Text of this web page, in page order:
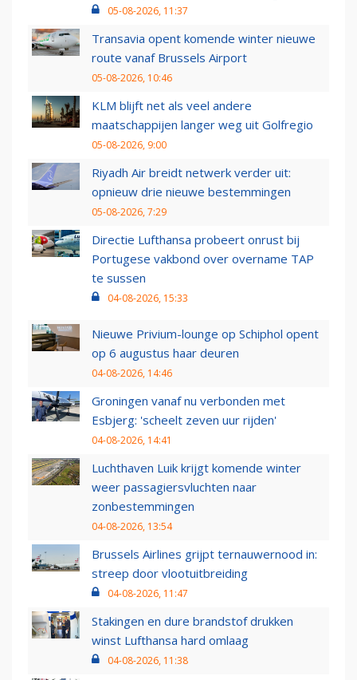
05-08-2026, 11:37
Transavia opent komende winter nieuwe
route vanaf Brussels Airport
05-08-2026, 10:46
KLM blijft net als veel andere
maatschappijen langer weg uit Golfregio
05-08-2026, 9:00
Riyadh Air breidt netwerk verder uit:
opnieuw drie nieuwe bestemmingen
05-08-2026, 7:29
Directie Lufthansa probeert onrust bij
Portugese vakbond over overname TAP
te sussen
04-08-2026, 15:33
Nieuwe Privium-lounge op Schiphol opent
op 6 augustus haar deuren
04-08-2026, 14:46
Groningen vanaf nu verbonden met
Esbjerg: 'scheelt zeven uur rijden'
04-08-2026, 14:41
Luchthaven Luik krijgt komende winter
weer passagiersvluchten naar
zonbestemmingen
04-08-2026, 13:54
Brussels Airlines grijpt ternauwernood in:
streep door vlootuitbreiding
04-08-2026, 11:47
Stakingen en dure brandstof drukken
winst Lufthansa hard omlaag
04-08-2026, 11:38